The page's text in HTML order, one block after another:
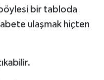
bir tabloda
ulaşmak hiçten